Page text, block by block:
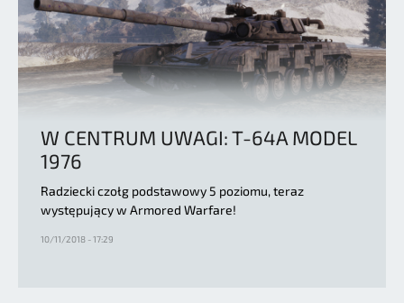
W CENTRUM UWAGI: T-64A MODEL
1976
Radziecki czołg podstawowy 5 poziomu, teraz
występujący w Armored Warfare!
10/11/2018 - 17:29